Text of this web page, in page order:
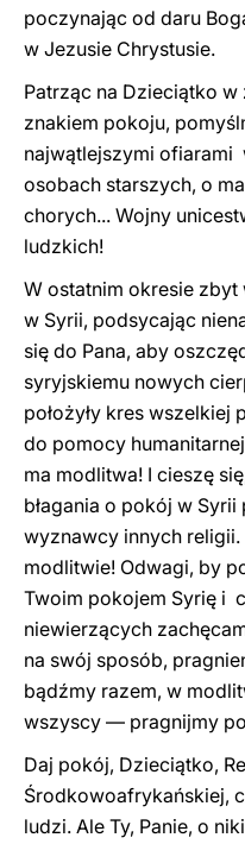
poczynając od daru
w Jezusie Chrystusie.
Patrząc na Dzieciątko
znakiem pokoju,
najwątlejszymi ofiarami
osobach starszych, o
chorych... Wojny
ludzkich!
W ostatnim okresie zbyt
w Syrii, podsycając
się do Pana, aby
syryjskiemu nowych
położyły kres wszelkiej
do pomocy
ma modlitwa! I cieszę
błagania o pokój w Syrii
wyznawcy innych
modlitwie! Odwagi, by
Twoim pokojem Syrię i
niewierzących
na swój sposób,
bądźmy razem, w
wszyscy — pragnijmy
Daj pokój, Dzieciątko,
Środkowoafrykańskiej,
ludzi. Ale Ty, Panie, o